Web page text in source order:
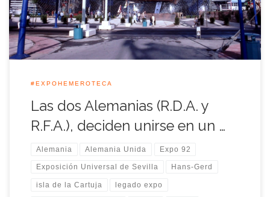
Exposición Universal de Sevilla.
#EXPOHEMEROTECA
Las dos Alemanias (R.D.A. y
R.F.A.), deciden unirse en un …
Alemania Alemania Unida Expo 92
Exposición Universal de Sevilla Hans-Gerd
isla de la Cartuja legado expo